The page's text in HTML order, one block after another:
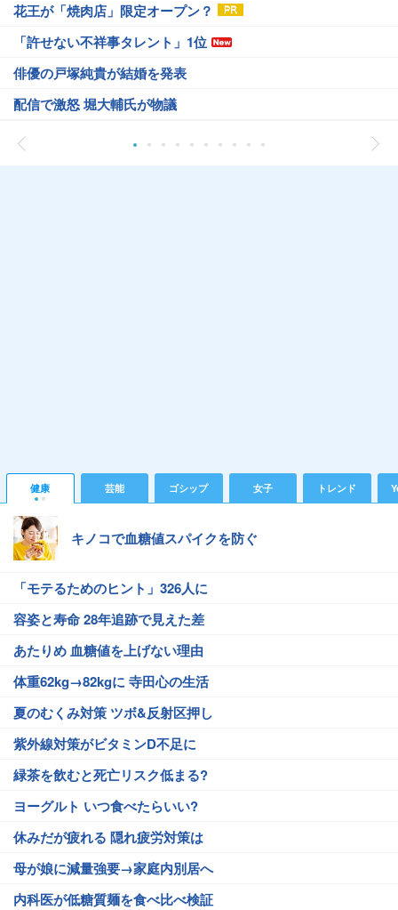
花王が「焼肉店」限定オープン？
「許せない不祥事タレント」1位
俳優の戸塚純貴が結婚を発表
配信で激怒 堀大輔氏が物議
健康 芸能 ゴシップ 女子 トレンド
キノコで血糖値スパイクを防ぐ
「モテるためのヒント」326人に
容姿と寿命 28年追跡で見えた差
あたりめ 血糖値を上げない理由
体重62kg→82kgに 寺田心の生活
夏のむくみ対策 ツボ&反射区押し
紫外線対策がビタミンD不足に
緑茶を飲むと死亡リスク低まる?
ヨーグルト いつ食べたらいい?
休みだが疲れる 隠れ疲労対策は
母が娘に減量強要→家庭内別居へ
内科医が低糖質麺を食べ比べ検証